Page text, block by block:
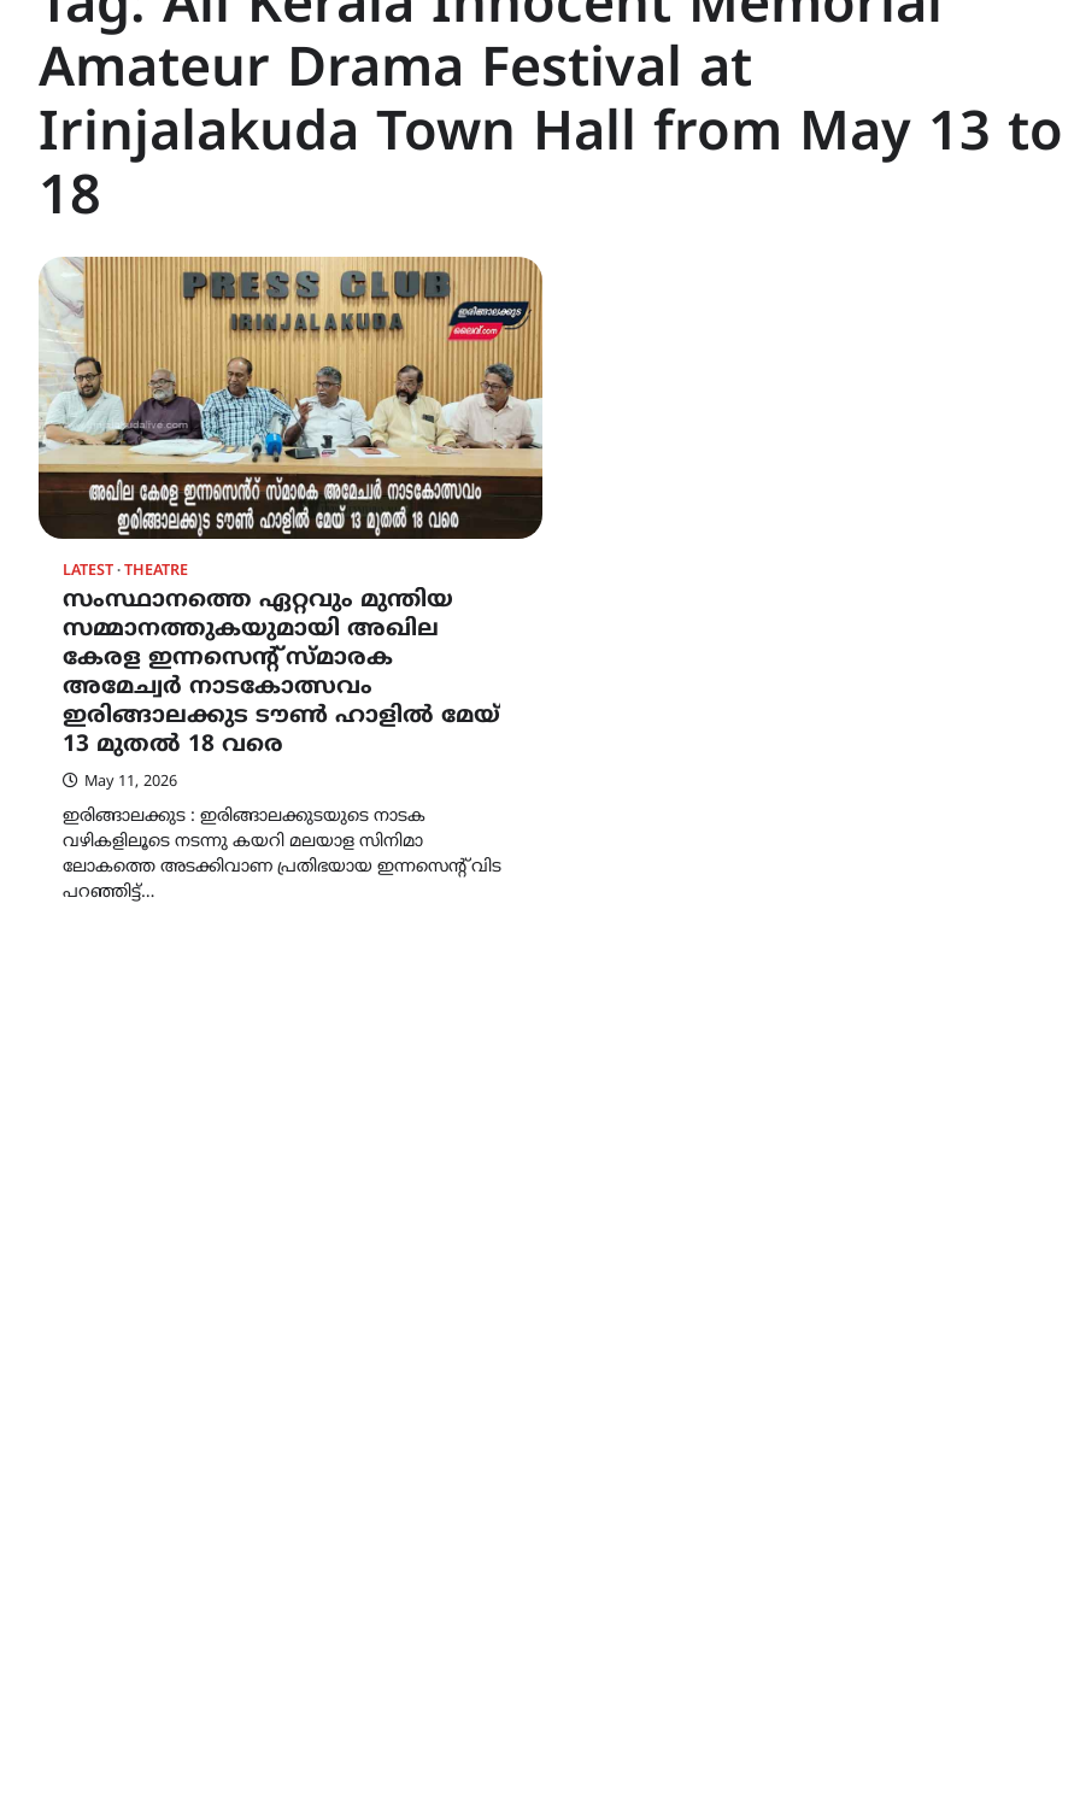
Amateur Drama Festival at
Irinjalakuda Town Hall from May 13 to
18
LATEST THEATRE
സംസ്ഥാനത്തെ ഏറ്റവും മുന്തിയ
സമ്മാനത്തുകയുമായി അഖില
കേരള ഇന്നസെൻ്റ് സ്മാരക
അമേച്വർ നാടകോത്സവം
ഇരിങ്ങാലക്കുട ടൗൺ ഹാളിൽ മേയ്
13 മുതൽ 18 വരെ
May 11, 2026
ഇരിങ്ങാലക്കുട : ഇരിങ്ങാലക്കുടയുടെ നാടക
വഴികളിലൂടെ നടന്നു കയറി മലയാള സിനിമാ
ലോകത്തെ അടക്കിവാണ പ്രതിഭയായ ഇന്നസെൻ്റ് വിട
പറഞ്ഞിട്ട്…